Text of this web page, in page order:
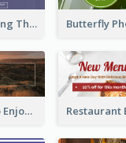
Elegant Violet Wedding Theme Email Header Design
Orange Sunset Photo Enjoy Sunset Email Header